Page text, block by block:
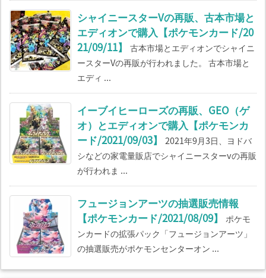
シャイニースターVの再販、古本市場と
エディオンで購入【ポケモンカード/20
21/09/11】
古本市場とエディオンでシャイニ
ースターVの再販が行われました。 古本市場と
エディ ...
イーブイヒーローズの再販、GEO（ゲ
オ）とエディオンで購入【ポケモンカ
ード/2021/09/03】
2021年9月3日、ヨドバ
シなどの家電量販店でシャイニースターvの再販
が行われま ...
フュージョンアーツの抽選販売情報
【ポケモンカード/2021/08/09】
ポケモ
ンカードの拡張パック「フュージョンアーツ」
の抽選販売がポケモンセンターオン ...